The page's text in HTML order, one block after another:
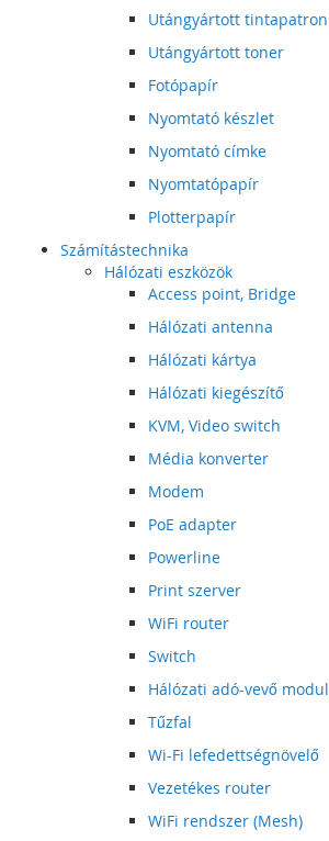
Utángyártott tintapatron
Utángyártott toner
Fotópapír
Nyomtató készlet
Nyomtató címke
Nyomtatópapír
Plotterpapír
Számítástechnika
Hálózati eszközök
Access point, Bridge
Hálózati antenna
Hálózati kártya
Hálózati kiegészítő
KVM, Video switch
Média konverter
Modem
PoE adapter
Powerline
Print szerver
WiFi router
Switch
Hálózati adó-vevő modul
Tűzfal
Wi-Fi lefedettségnövelő
Vezetékes router
WiFi rendszer (Mesh)